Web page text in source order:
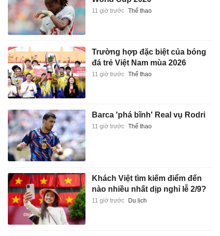
11 giờ trước Thể thao
Trường hợp đặc biệt của bóng
đá trẻ Việt Nam mùa 2026
11 giờ trước Thể thao
Barca 'phá bĩnh' Real vụ Rodri
11 giờ trước Thể thao
Khách Việt tìm kiếm điểm đến
nào nhiều nhất dịp nghỉ lễ 2/9?
11 giờ trước Du lịch